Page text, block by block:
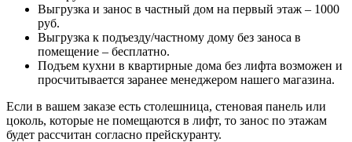
Выгрузка и занос в частный дом на первый этаж – 1000
руб.
Выгрузка к подъезду/частному дому без заноса в
помещение – бесплатно.
Подъем кухни в квартирные дома без лифта возможен и
просчитывается заранее менеджером нашего магазина.
Если в вашем заказе есть столешница, стеновая панель или
цоколь, которые не помещаются в лифт, то занос по этажам
будет рассчитан согласно прейскуранту.